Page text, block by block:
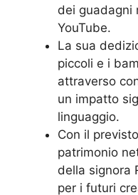
dei guadagni
YouTube.
La sua
piccoli e i
attraverso
un impatto
linguaggio.
Con il
patrimonio
della signora
per i futuri